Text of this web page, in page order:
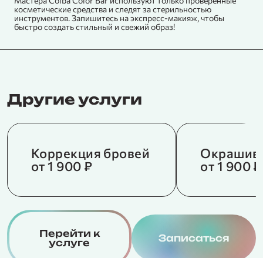
косметические средства и следят за стерильностью
инструментов. Запишитесь на экспресс-макияж, чтобы
быстро создать стильный и свежий образ!
Другие услуги
Коррекция бровей
от 1 900 ₽
от 1 900 ₽
Перейти к
услуге
Записаться